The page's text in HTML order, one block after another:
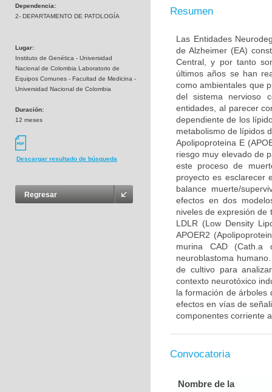
Dependencia:
2- DEPARTAMENTO DE PATOLOGÍA
Lugar:
Instituto de Genética - Universidad
Nacional de Colombia Laboratorio de
Equipos Comunes - Facultad de Medicina -
Universidad Nacional de Colombia
Duración:
12 meses
Descargar resultado de búsqueda
Regresar
Resumen
Las Entidades
de Alzheimer (EA)
Central, y por tanto
últimos años se han
como ambientales que
del sistema nervioso
entidades, al parecer
dependiente de los
metabolismo de lípidos
Apolipoproteina E
riesgo muy elevado de
este proceso de
proyecto es esclarecer
balance muerte/
efectos en dos
niveles de expresión de
LDLR (Low Density
APOER2
murina CAD (Cath.a
neuroblastoma
de cultivo para
contexto neurotóxico
la formación de árboles
efectos en vías de
componentes corriente
Convocatoria
Nombre de la